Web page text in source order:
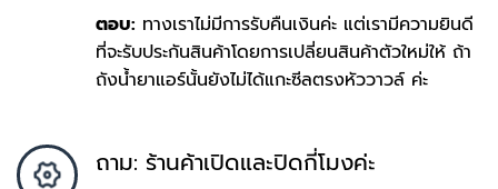
ตอบ: ทางเราไม่มีการรับคืนเงินค่ะ แต่เรามีความยินดี
ที่จะรับประกันสินค้าโดยการเปลี่ยนสินค้าตัวใหม่ให้ ถ้า
ถังน้ำยาแอร์นั้นยังไม่ได้แกะซีลตรงหัววาวล์ ค่ะ
ถาม: ร้านค้าเปิดและปิดกี่โมงค่ะ